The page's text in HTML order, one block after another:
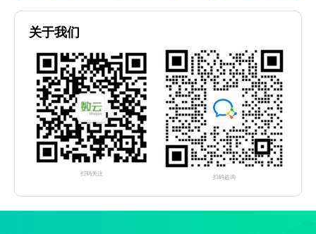
关于我们
扫码关注 扫码咨询